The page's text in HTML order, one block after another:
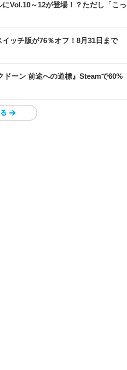
Vol.10～12が登場！？ただし「こっ
ッチ版が76％オフ！8月31日まで
ドーン 前途への道標』Steamで60%